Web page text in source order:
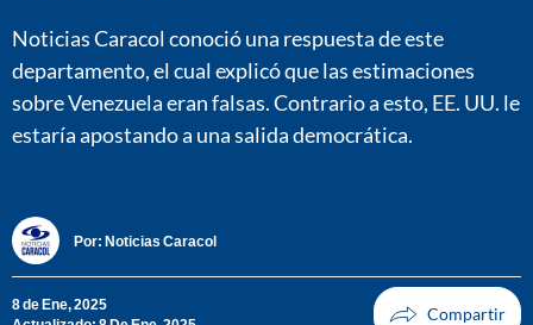
Noticias Caracol conoció una respuesta de este
departamento, el cual explicó que las estimaciones
sobre Venezuela eran falsas. Contrario a esto, EE. UU. le
estaría apostando a una salida democrática.
Por: Noticias Caracol
8 de Ene, 2025